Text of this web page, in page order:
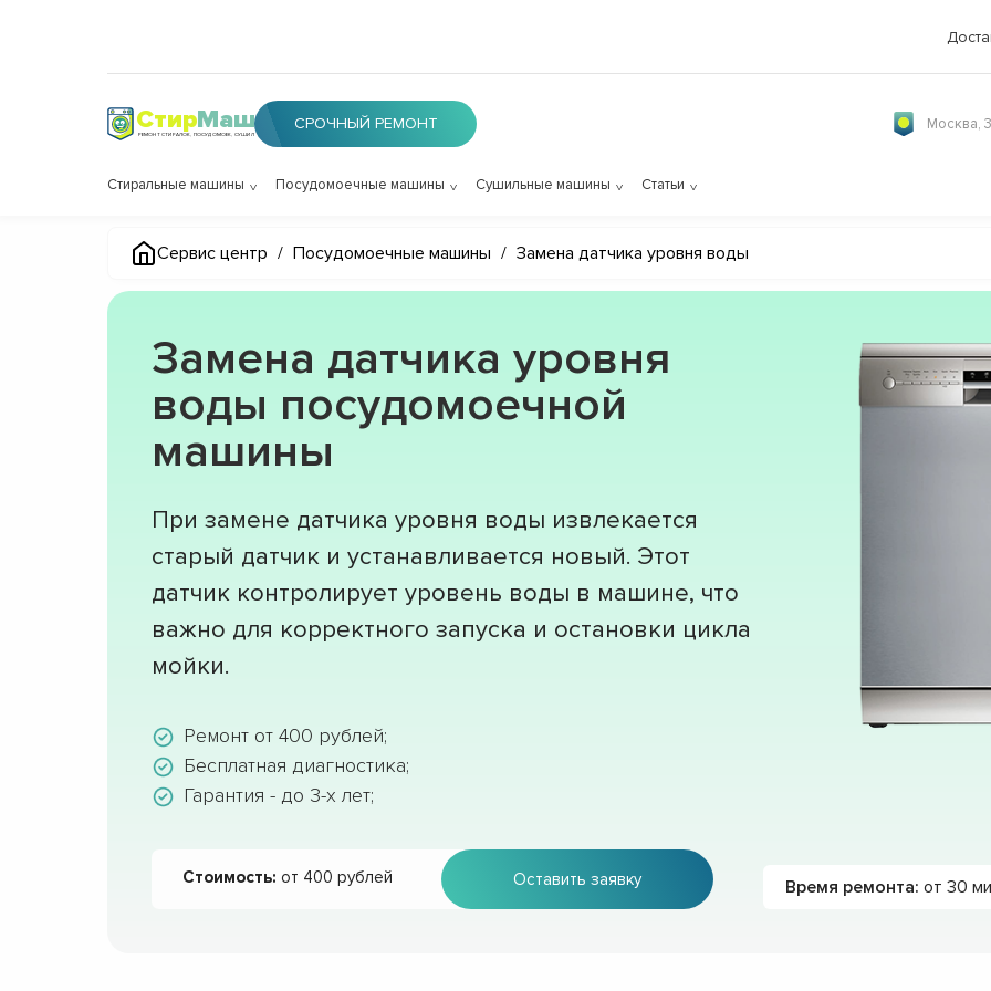
СтирМаш
РЕМОНТ СТИРАЛОК, ПОСУДОМОЕК, СУШИЛОК
СРОЧНЫЙ РЕМОНТ Москва,
Стиральные машины Посудомоечные машины Сушильные машины Статьи
Сервис центр / Посудомоечные машины / Замена датчика уровня воды
Замена датчика уровня
воды посудомоечной
машины
При замене датчика уровня воды извлекается
старый датчик и устанавливается новый. Этот
датчик контролирует уровень воды в машине, что
важно для корректного запуска и остановки цикла
мойки.
Ремонт от 400 рублей;
Бесплатная диагностика;
Гарантия - до 3-х лет;
Стоимость: от 400 рублей Оставить заявку Время ремонта: от 30